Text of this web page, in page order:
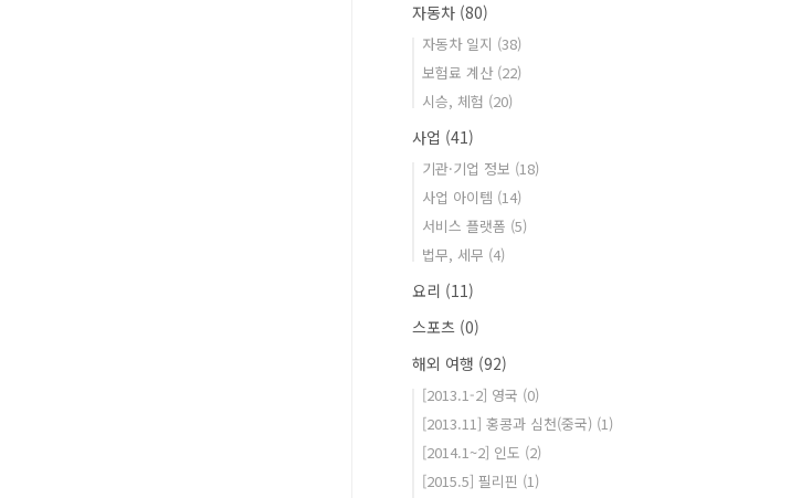
자동차 (80)
자동차 일지 (38)
보험료 계산 (22)
시승, 체험 (20)
사업 (41)
기관·기업 정보 (18)
사업 아이템 (14)
서비스 플랫폼 (5)
법무, 세무 (4)
요리 (11)
스포츠 (0)
해외 여행 (92)
[2013.1-2] 영국 (0)
[2013.11] 홍콩과 심천(중국) (1)
[2014.1~2] 인도 (2)
[2015.5] 필리핀 (1)